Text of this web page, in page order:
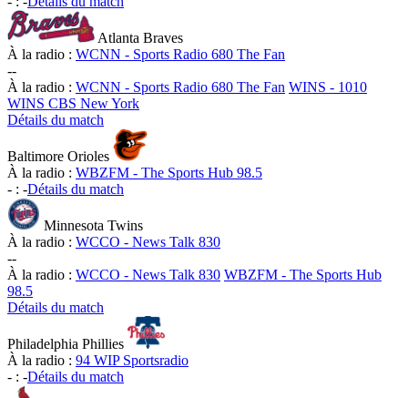
Atlanta Braves
À la radio : WCNN - Sports Radio 680 The Fan
--
À la radio : WCNN - Sports Radio 680 The Fan WINS - 1010
WINS CBS New York
Détails du match
Baltimore Orioles
À la radio : WBZFM - The Sports Hub 98.5
- : -Détails du match
Minnesota Twins
À la radio : WCCO - News Talk 830
--
À la radio : WCCO - News Talk 830 WBZFM - The Sports Hub
98.5
Détails du match
Philadelphia Phillies
À la radio : 94 WIP Sportsradio
- : -Détails du match